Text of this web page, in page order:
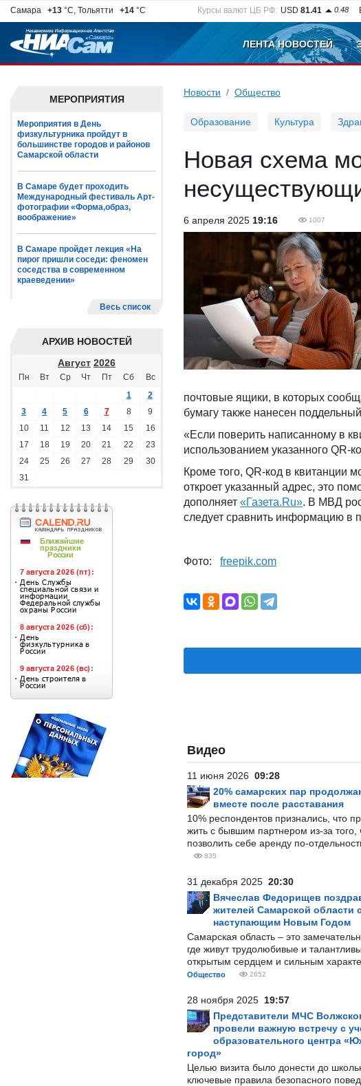
Самара +13 °C, Тольятти +14 °C Курсы валют ЦБ РФ: USD 81.41 0.48
ЛЕНТА НОВОСТЕЙ
МЕРОПРИЯТИЯ
Мероприятия в День
физкультурника пройдут в
большинстве городов и районов
Самарской области
В Самаре будет проходить
Международный фестиваль Арт-
фотографии «Форма,образ,
воображение»
В Самаре пройдет лекция «На
пирог пришли соседи: феномен
соседства в современном
краеведении»
Весь список
АРХИВ НОВОСТЕЙ
Август 2026
Пн Вт Ср Чт Пт Сб
Вс
1
2
3
4 5 6 7 8
9
10
11 12 13 14 15
16
17
18 19 20 21 22
23
24
25 26 27 28 29
30
31
Новости Общество
Образование Культура
Новая схема
6 апреля 2025 19:16 1007
почтовые ящики, в которых
бумагу также нанесен
«Если поверить написанному в
использованием указанного QR-
Кроме того, QR-код в квитанции
откроет указанный адрес, это
дополняет «Газета.Ru». В МВД
следует сравнить информацию в
Фото: freepik.com
Видео
11 июня 2026 09:28
20% самарских пар
вместе после расставания
10% респондентов признались, что
жить с бывшим партнером из-за того,
позволить себе аренду по-
835
31 декабря 2025 20:30
Вячеслав Федорищев
жителей Самарской области
наступающим Новым Годом
Самарская область – это
где живут трудолюбивые и
открытым сердцем и сильным
Общество 2652
28 ноября 2025 19:57
Представители МЧС
провели важную встречу с
образовательного центра
город»
Целью визита было донести до
ключевые правила безопасного